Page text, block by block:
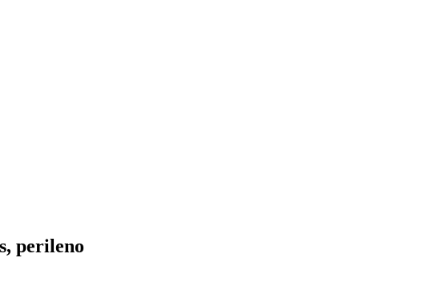
perileno